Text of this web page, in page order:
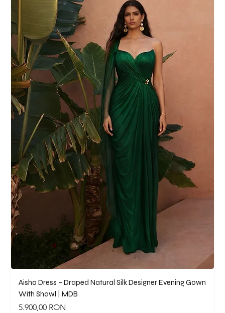
Aisha Dress – Draped Natural Silk Designer Evening Gown
With Shawl | MDB
Preț
5.900,00 RON